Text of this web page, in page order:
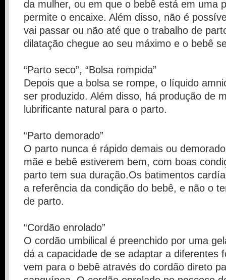
da mulher, ou em que o bebê está em uma
permite o encaixe. Além disso, não é
vai passar ou não até que o trabalho de
dilatação chegue ao seu máximo e o bebê
“Parto seco”, “Bolsa rompida”
Depois que a bolsa se rompe, o líquido
ser produzido. Além disso, há produção de
lubrificante natural para o parto.
“Parto demorado”
O parto nunca é rápido demais ou
mãe e bebê estiverem bem, com boas
parto tem sua duração.Os batimentos
a referência da condição do bebê, e não o
de parto.
“Cordão enrolado”
O cordão umbilical é preenchido por uma
dá a capacidade de se adaptar a diferentes
vem para o bebê através do cordão direto